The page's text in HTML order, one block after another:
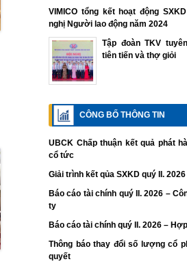
VIMICO tổng kết hoạt động
nghị Người lao động năm 2024
Tập đoàn TKV
tiên tiến và thợ giỏi
CÔNG BỐ THÔNG TIN
UBCK Chấp thuận kết quả phát
cổ tức
Giải trình kết qủa SXKD quý II. 2026
Báo cáo tài chính quý II. 2026 –
ty
Báo cáo tài chính quý II. 2026 –
Thông báo thay đổi số lượng cổ
quyết